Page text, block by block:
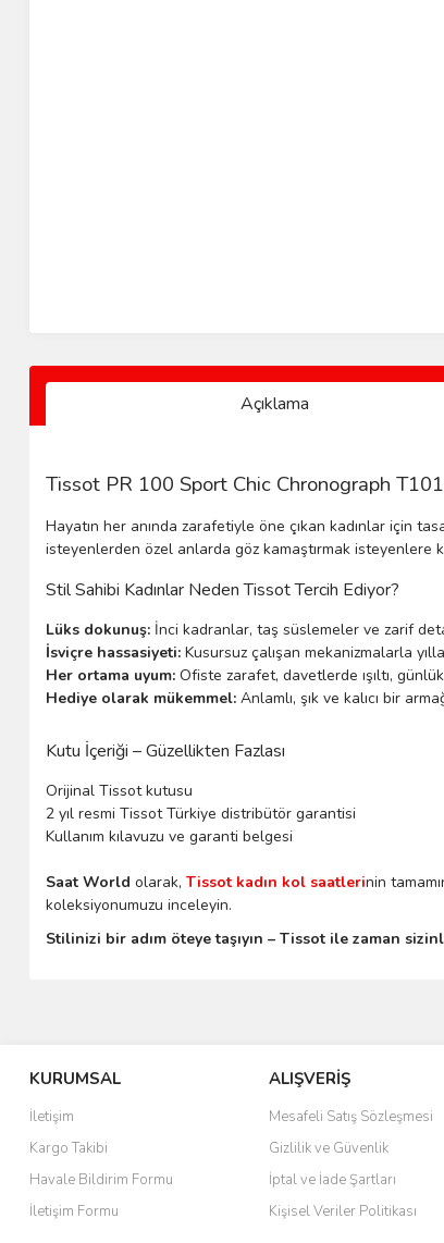
Açıklama
Tissot PR 100 Sport Chic Chronograph
Hayatın her anında zarafetiyle öne çıkan kadınlar için
isteyenlerden özel anlarda göz kamaştırmak isteyenlere
Stil Sahibi Kadınlar Neden Tissot Tercih Ediyor?
Lüks dokunuş: İnci kadranlar, taş süslemeler ve zarif
İsviçre hassasiyeti: Kusursuz çalışan mekanizmalarla
Her ortama uyum: Ofiste zarafet, davetlerde ışıltı,
Hediye olarak mükemmel: Anlamlı, şık ve kalıcı bir
Kutu İçeriği – Güzellikten Fazlası
Orijinal Tissot kutusu
2 yıl resmi Tissot Türkiye distribütör garantisi
Kullanım kılavuzu ve garanti belgesi
Saat World olarak, Tissot kadın kol saatlerinin
koleksiyonumuzu inceleyin.
Stilinizi bir adım öteye taşıyın – Tissot ile zaman
KURUMSAL
İletişim
Kargo Takibi
Havale Bildirim Formu
İletişim Formu
ALIŞVERİŞ
Mesafeli Satış Sözleşmesi
Gizlilik ve Güvenlik
İptal ve İade Şartları
Kişisel Veriler Politikası